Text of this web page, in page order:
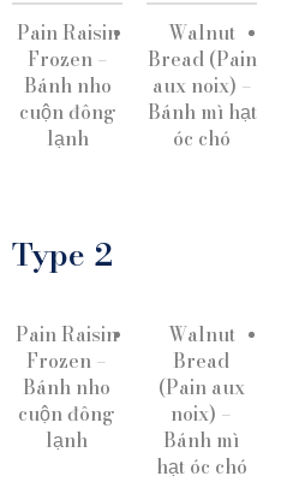
Pain Raisin
Frozen –
Bánh nho
cuộn đông
lạnh
Walnut
Bread (Pain
aux noix) –
Bánh mì hạt
óc chó
Type 2
Pain Raisin
Frozen –
Bánh nho
cuộn đông
lạnh
Walnut
Bread
(Pain aux
noix) –
Bánh mì
hạt óc chó